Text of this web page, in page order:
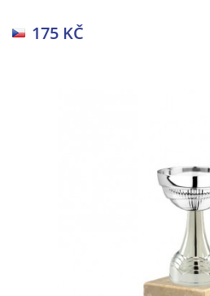
175 KČ